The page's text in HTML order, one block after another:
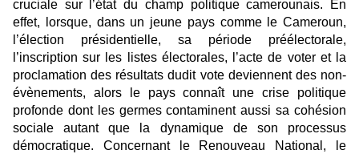
cruciale sur l’état du champ politique camerounais. En
effet, lorsque, dans un jeune pays comme le Cameroun,
l’élection présidentielle, sa période préélectorale,
l’inscription sur les listes électorales, l’acte de voter et la
proclamation des résultats dudit vote deviennent des non-
évènements, alors le pays connaît une crise politique
profonde dont les germes contaminent aussi sa cohésion
sociale autant que la dynamique de son processus
démocratique. Concernant le Renouveau National, le